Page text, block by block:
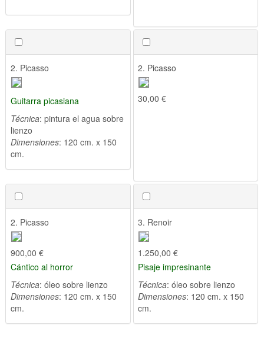
2. Picasso
Guitarra picasiana
Técnica: pintura el agua sobre
lienzo
Dimensiones: 120 cm. x 150
cm.
2. Picasso
30,00 €
2. Picasso
900,00 €
Cántico al horror
Técnica: óleo sobre lienzo
Dimensiones: 120 cm. x 150
cm.
3. Renoir
1.250,00 €
Pisaje impresinante
Técnica: óleo sobre lienzo
Dimensiones: 120 cm. x 150
cm.